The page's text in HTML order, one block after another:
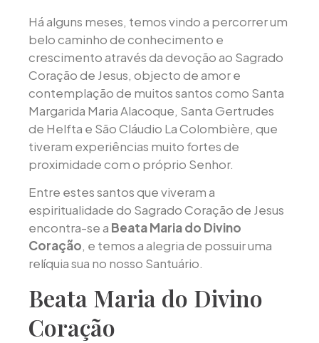
Há alguns meses, temos vindo a percorrer um
belo caminho de conhecimento e
crescimento através da devoção ao Sagrado
Coração de Jesus, objecto de amor e
contemplação de muitos santos como Santa
Margarida Maria Alacoque, Santa Gertrudes
de Helfta e São Cláudio La Colombière, que
tiveram experiências muito fortes de
proximidade com o próprio Senhor.
Entre estes santos que viveram a
espiritualidade do Sagrado Coração de Jesus
encontra-se a Beata Maria do Divino
Coração, e temos a alegria de possuir uma
relíquia sua no nosso Santuário.
Beata Maria do Divino
Coração